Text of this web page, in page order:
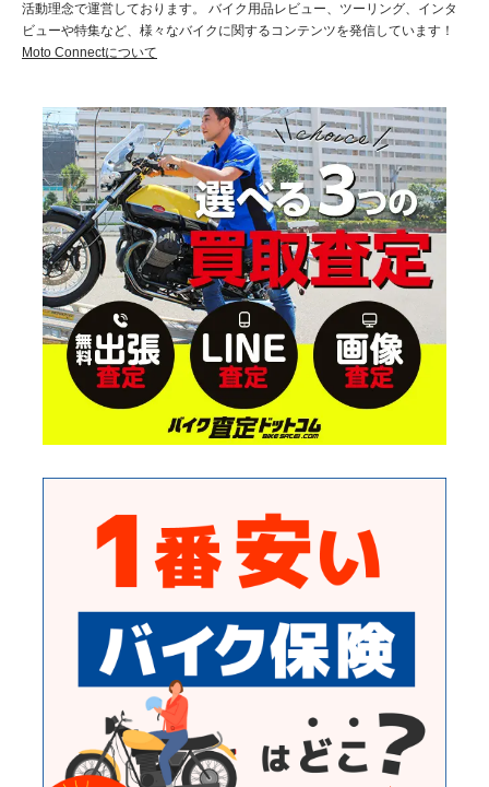
活動理念で運営しております。 バイク用品レビュー、ツーリング、インタ
ビューや特集など、様々なバイクに関するコンテンツを発信しています！
Moto Connectについて